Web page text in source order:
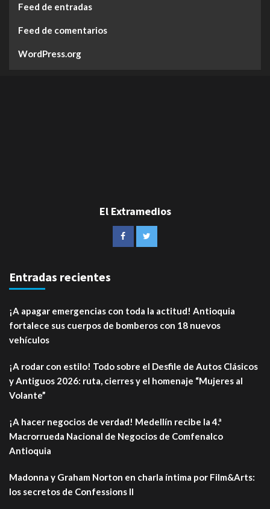
Feed de entradas
Feed de comentarios
WordPress.org
El Extramedios
Entradas recientes
¡A apagar emergencias con toda la actitud! Antioquia
fortalece sus cuerpos de bomberos con 18 nuevos
vehículos
¡A rodar con estilo! Todo sobre el Desfile de Autos Clásicos
y Antiguos 2026: ruta, cierres y el homenaje “Mujeres al
Volante”
¡A hacer negocios de verdad! Medellín recibe la 4.ª
Macrorrueda Nacional de Negocios de Comfenalco
Antioquia
Madonna y Graham Norton en charla íntima por Film&Arts:
los secretos de Confessions II